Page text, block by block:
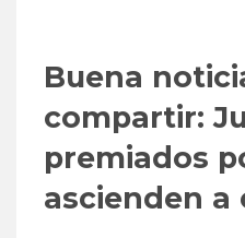
Buena
compartir:
premiados
ascienden a